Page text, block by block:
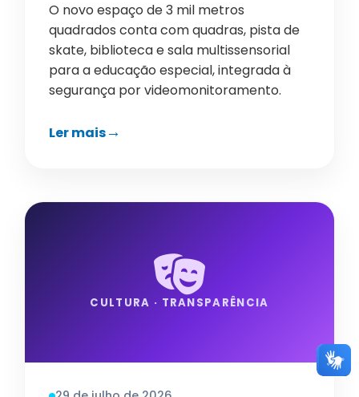
O novo espaço de 3 mil metros
quadrados conta com quadras, pista de
skate, biblioteca e sala multissensorial
para a educação especial, integrada à
segurança por videomonitoramento.
Ler mais
CULTURA · TRANSPARÊNCIA